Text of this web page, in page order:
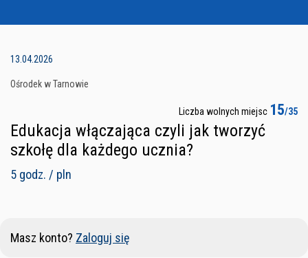
13.04.2026
Ośrodek w Tarnowie
Liczba wolnych miejsc 15/35
Edukacja włączająca czyli jak tworzyć
szkołę dla każdego ucznia?
5 godz. / pln
Masz konto? Zaloguj się